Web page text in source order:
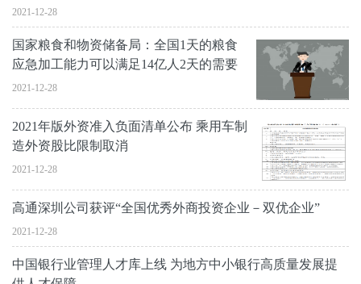
2021-12-28
国家粮食和物资储备局：全国1天的粮食
应急加工能力可以满足14亿人2天的需要
2021-12-28
2021年版外资准入负面清单公布 乘用车制
造外资股比限制取消
2021-12-28
高通深圳公司获评“全国优秀外商投资企业－双优企业”
2021-12-28
中国银行业管理人才库上线 为地方中小银行高质量发展提